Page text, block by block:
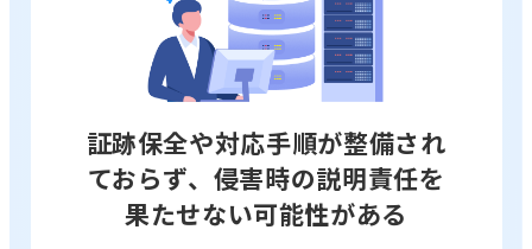
証跡保全や対応手順が整備され
ておらず、侵害時の説明責任を
果たせない可能性がある